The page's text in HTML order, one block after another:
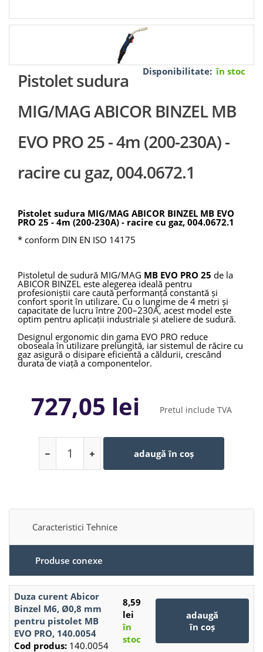
Disponibilitate: în stoc
Pistolet sudura
MIG/MAG ABICOR BINZEL MB
EVO PRO 25 - 4m (200-230A) -
racire cu gaz, 004.0672.1
Pistolet sudura MIG/MAG ABICOR BINZEL MB EVO
PRO 25 - 4m (200-230A) - racire cu gaz, 004.0672.1
* conform DIN EN ISO 14175
Pistoletul de sudură MIG/MAG MB EVO PRO 25 de la
ABICOR BINZEL este alegerea ideală pentru
profesioniștii care caută performanță constantă și
confort sporit în utilizare. Cu o lungime de 4 metri și
capacitate de lucru între 200–230A, acest model este
optim pentru aplicații industriale și ateliere de sudură.
Designul ergonomic din gama EVO PRO reduce
oboseala în utilizare prelungită, iar sistemul de răcire cu
gaz asigură o disipare eficientă a căldurii, crescând
durata de viață a componentelor.
largă cu consumabilele standard Binzel.
727,05 lei Pretul include TVA
adaugă în coș
Caracteristici Tehnice
Produse conexe
Duza curent Abicor
Binzel M6, Ø0,8 mm
pentru pistolet MB
EVO PRO, 140.0054
Cod produs: 140.0054
8,59
lei
în
stoc
adaugă
în coș